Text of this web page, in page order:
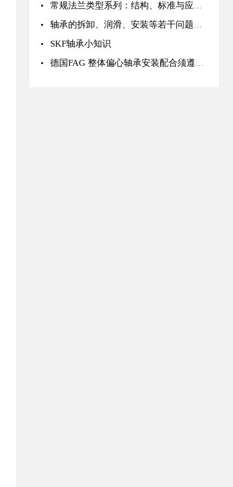
常规法兰类型系列：结构、标准与应用场景深度解析
轴承的拆卸、润滑、安装等若干问题需要注意的重要事项
SKF轴承小知识
德国FAG 整体偏心轴承安装配合须遵循的原则